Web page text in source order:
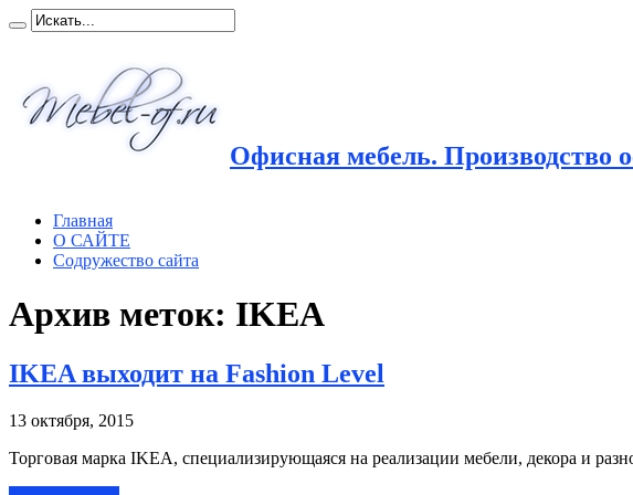
Офисная мебель. Производство
Главная
О САЙТЕ
Содружество сайта
Архив меток: IKEA
IKEA выходит на Fashion Level
13 октября, 2015
Торговая марка IKEA, специализирующаяся на реализации мебели, декора и